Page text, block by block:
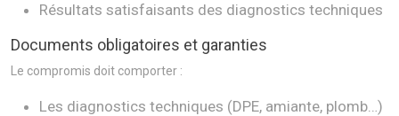
Résultats satisfaisants des diagnostics techniques
Documents obligatoires et garanties
Le compromis doit comporter :
Les diagnostics techniques (DPE, amiante, plomb…)